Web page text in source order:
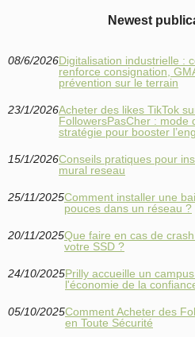
Newest
08/6/2026Digitalisation industrielle :
renforce consignation,
prévention sur le terrain
23/1/2026Acheter des likes TikTok
FollowersPasCher : mode
stratégie pour booster
15/1/2026Conseils pratiques pour
mural reseau
25/11/2025Comment installer une
pouces dans un réseau ?
20/11/2025Que faire en cas de
votre SSD ?
24/10/2025Prilly accueille un
l'économie de la
05/10/2025Comment Acheter des
en Toute Sécurité